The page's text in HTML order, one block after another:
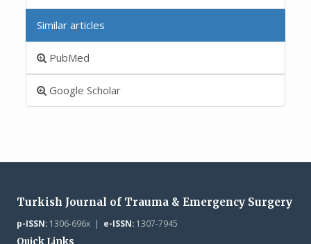
Similar articles
PubMed
Google Scholar
Turkish Journal of Trauma & Emergency Surgery
p-ISSN:1306-696x | e-ISSN:1307-7945
Quick Links